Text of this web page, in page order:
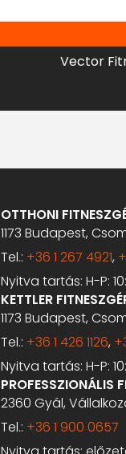
Vector
OTTHONI
1173 Budapest,
Tel.: +36 1 267 4921,
Nyitva tartás: H-P:
KETTLER
1173 Budapest,
Tel.: +36 1 426 1126,
Nyitva tartás: H-P:
PROFESSZIONÁLIS
2360 Gyál,
Tel.: +36 1 900 0657